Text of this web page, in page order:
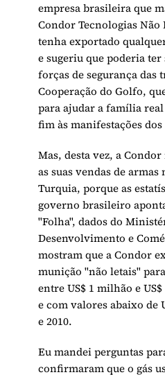
empresa brasileira que
Condor Tecnologias Não
tenha exportado
e sugeriu que poderia ter
forças de segurança das
Cooperação do Golfo,
para ajudar a família
fim às manifestações
Mas, desta vez, a
as suas vendas de armas
Turquia, porque as
governo brasileiro
"Folha", dados do
Desenvolvimento e
mostram que a Condor
munição "não letais"
entre US$ 1 milhão e
e com valores abaixo de
e 2010.
Eu mandei perguntas
confirmaram que o gás